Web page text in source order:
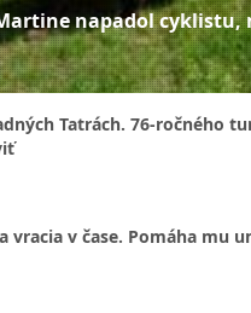
napadol cyklistu,
Tatrách. 76-ročného
vracia v čase. Pomáha mu